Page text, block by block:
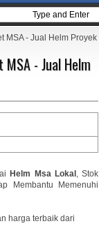
MSA - Jual Helm Proyek
- Jual Helm
Helm Msa Lokal, Stok
Membantu Memenuhi
harga terbaik dari